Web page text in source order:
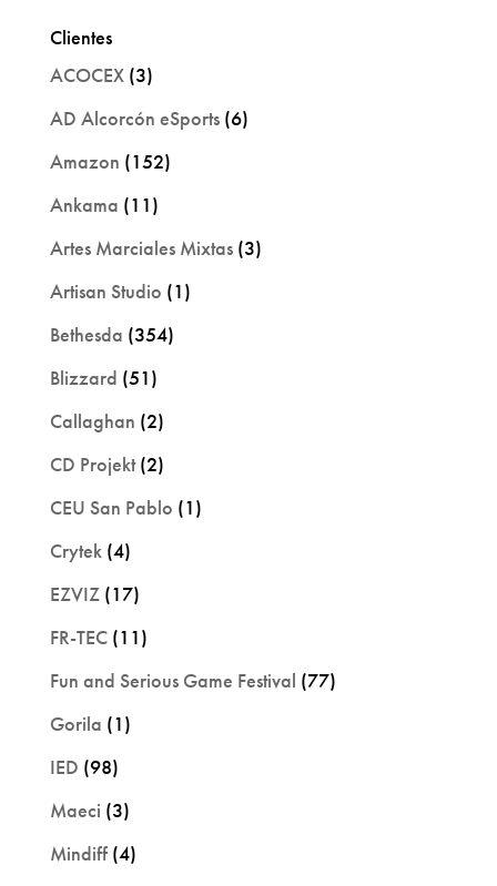
Clientes
ACOCEX(3)
AD Alcorcón eSports(6)
Amazon (152)
Ankama (11)
Artes Marciales Mixtas(3)
Artisan Studio (1)
Bethesda (354)
Blizzard (51)
Callaghan (2)
CD Projekt(2)
CEU San Pablo (1)
Crytek(4)
EZVIZ(17)
FR-TEC(11)
Fun and Serious Game Festival (77)
Gorila (1)
IED (98)
Maeci (3)
Mindiff(4)